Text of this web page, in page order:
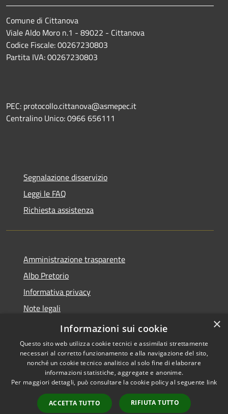
Comune di Cittanova
Viale Aldo Moro n.1 - 89022 - Cittanova
Codice Fiscale: 00267230803
Partita IVA: 00267230803
PEC: protocollo.cittanova@asmepec.it
Centralino Unico: 0966 656111
Segnalazione disservizio
Leggi le FAQ
Richiesta assistenza
Amministrazione trasparente
Albo Pretorio
Informativa privacy
Note legali
Dichiarazione di accessibilità
Accessibilità
Copyright © 2026 • Comune di
Cittanova • Powered by
Municipium•
Accesso
×
Informazioni sui cookie
Questo sito web utilizza cookie tecnici e assimilati strettamente
necessari al corretto funzionamento e alla navigazione del sito,
nonché un cookie tecnico analitico al solo fine di elaborare
informazioni statistiche, aggregate e anonime.
Per maggiori dettagli, può consultare la cookie policy al seguente link
ACCETTA TUTTO RIFIUTA TUTTO